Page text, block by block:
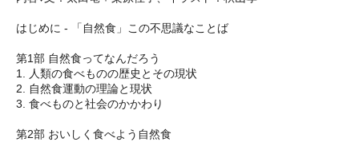
はじめに - 「自然食」この不思議なことば
第1部 自然食ってなんだろう
1. 人類の食べものの歴史とその現状
2. 自然食運動の理論と現状
3. 食べものと社会のかかわり
第2部 おいしく食べよう自然食